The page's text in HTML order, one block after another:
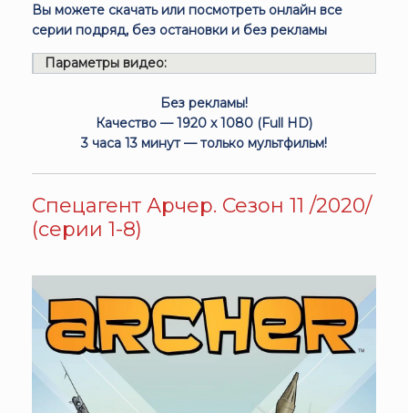
Вы можете скачать или посмотреть онлайн все
серии подряд, без остановки и без рекламы
Параметры видео:
Без рекламы!
Качество — 1920 x 1080 (Full HD)
3 часа 13 минут — только мультфильм!
Спецагент Арчер. Сезон 11 /2020/
(серии 1-8)